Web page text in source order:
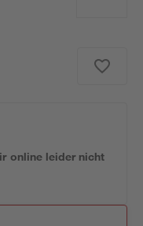
online leider nicht